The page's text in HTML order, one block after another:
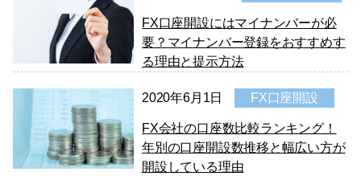
FX口座開設にはマイナンバーが必
要？マイナンバー登録をおすすめす
る理由と提示方法
2020年6月1日 FX口座開設
FX会社の口座数比較ランキング！
年別の口座開設数推移と幅広い方が
開設している理由